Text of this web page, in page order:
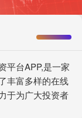
平台APP,是一家
丰富多样的在线
于为广大投资者